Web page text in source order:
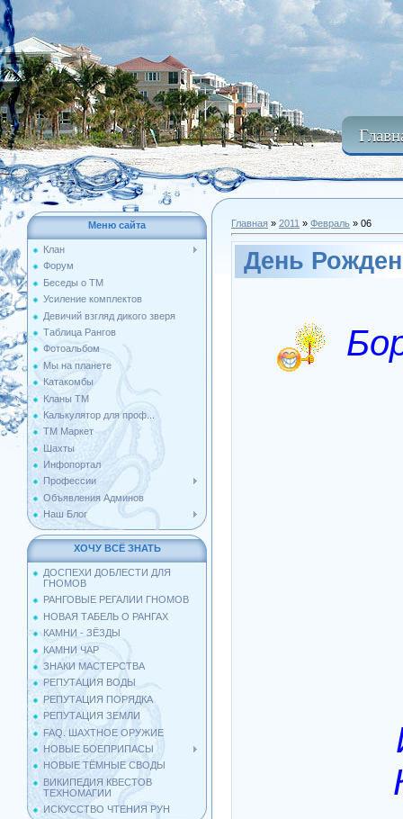
Меню сайта
Клан
Форум
Беседы о ТМ
Усиление комплектов
Девичий взгляд дикого зверя
Таблица Рангов
Фотоальбом
Мы на планете
Катакомбы
Кланы ТМ
Калькулятор для проф...
ТМ Маркет
Шахты
Инфопортал
Профессии
Объявления Админов
Наш Блог
ХОЧУ ВСЁ ЗНАТЬ
ДОСПЕХИ ДОБЛЕСТИ ДЛЯ
ГНОМОВ
РАНГОВЫЕ РЕГАЛИИ ГНОМОВ
НОВАЯ ТАБЕЛЬ О РАНГАХ
КАМНИ - ЗЁЗДЫ
КАМНИ ЧАР
ЗНАКИ МАСТЕРСТВА
РЕПУТАЦИЯ ВОДЫ
РЕПУТАЦИЯ ПОРЯДКА
РЕПУТАЦИЯ ЗЕМЛИ
FAQ. ШАХТНОЕ ОРУЖИЕ
НОВЫЕ БОЕПРИПАСЫ
НОВЫЕ ТЁМНЫЕ СВОДЫ
ВИКИПЕДИЯ КВЕСТОВ
ТЕХНОМАГИИ
ИСКУССТВО ЧТЕНИЯ РУН
Главная » 2011 » Февраль » 06
День